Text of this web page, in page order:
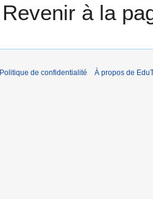
Revenir à la
Politique de confidentialité À propos de